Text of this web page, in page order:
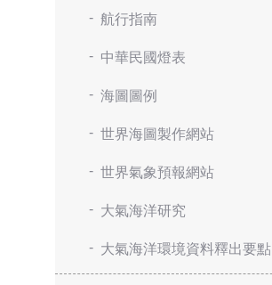
航行指南
中華民國燈表
海圖圖例
世界海圖製作網站
世界氣象預報網站
大氣海洋研究
大氣海洋環境資料釋出要點